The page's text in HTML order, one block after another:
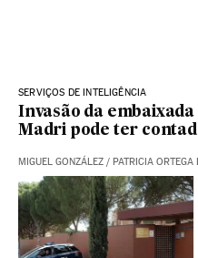
SERVIÇOS DE INTELIGÊNCIA
Invasão da
Madri pode ter
MIGUEL GONZÁLEZ / PATRICIA ORTEGA